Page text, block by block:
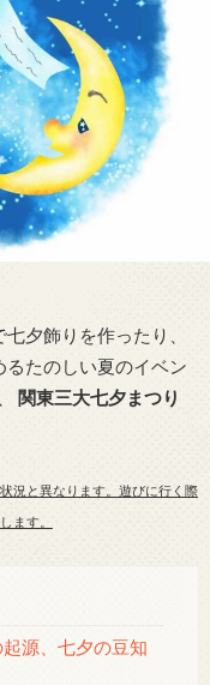
七夕飾りを作ったり、
たのしい夏のイベン
関東三大七夕まつり
況と異なります。遊びに行く際
ます。
源、七夕の豆知